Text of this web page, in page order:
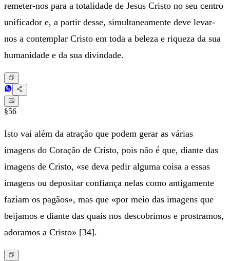
remeter-nos para a totalidade de Jesus Cristo no seu centro
unificador e, a partir desse, simultaneamente deve levar-
nos a contemplar Cristo em toda a beleza e riqueza da sua
humanidade e da sua divindade.
§56
Isto vai além da atração que podem gerar as várias
imagens do Coração de Cristo, pois não é que, diante das
imagens de Cristo, «se deva pedir alguma coisa a essas
imagens ou depositar confiança nelas como antigamente
faziam os pagãos», mas que «por meio das imagens que
beijamos e diante das quais nos descobrimos e prostramos,
adoramos a Cristo» [34].